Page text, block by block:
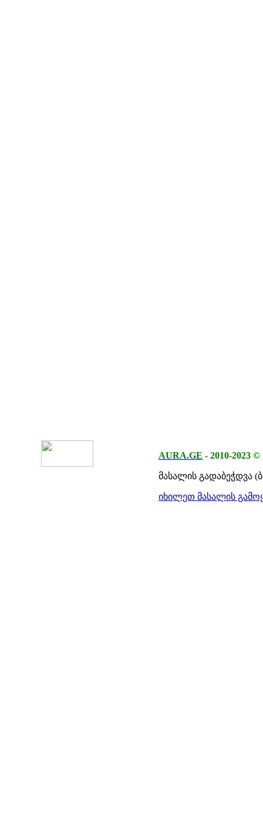
AURA.GE - 2010-2023 ©
მასალის გადაბეჭდვა
იხილეთ მასალის